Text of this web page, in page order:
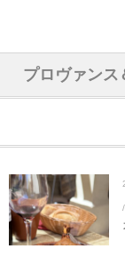
プロヴァンス
アジアのホテル
ヨーロッパのホテル
中東のホテル
アメリカのホテル
中央ヨーロッパ
西ヨーロッパ
東ヨーロッパ
南ヨーロッパ
中国
カンボジア
インド
インドネシア
モロッコ
エジプト
ナミビア
アメリカ合衆国
カタール
サウジアラビア
トルコ
オマーン
エーゲ航空
エールフランス＆イベ
全日空・日本航空
エミレーツ航空